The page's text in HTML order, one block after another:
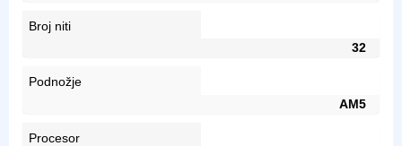
Broj niti
32
Podnožje
AM5
Procesor